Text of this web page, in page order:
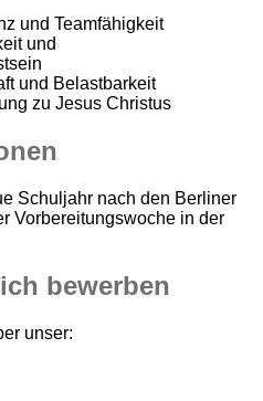
und Teamfähigkeit
und
und Belastbarkeit
zu Jesus Christus
Schuljahr nach den Berliner
Vorbereitungswoche in der
bewerben
unser: